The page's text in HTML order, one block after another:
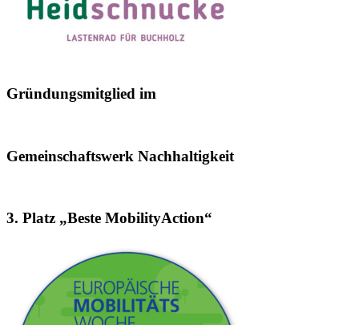
Gründungsmitglied im
Gemeinschaftswerk Nachhaltigkeit
3. Platz „Beste MobilityAction“